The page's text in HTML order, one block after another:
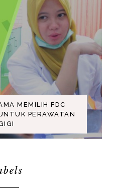
MEMILIH FDC
PERAWATAN